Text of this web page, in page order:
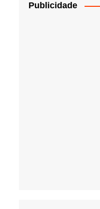
Publicidade